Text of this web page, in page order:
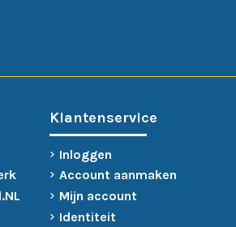
Klantenservice
Inloggen
Account aanmaken
Mijn account
Identiteit